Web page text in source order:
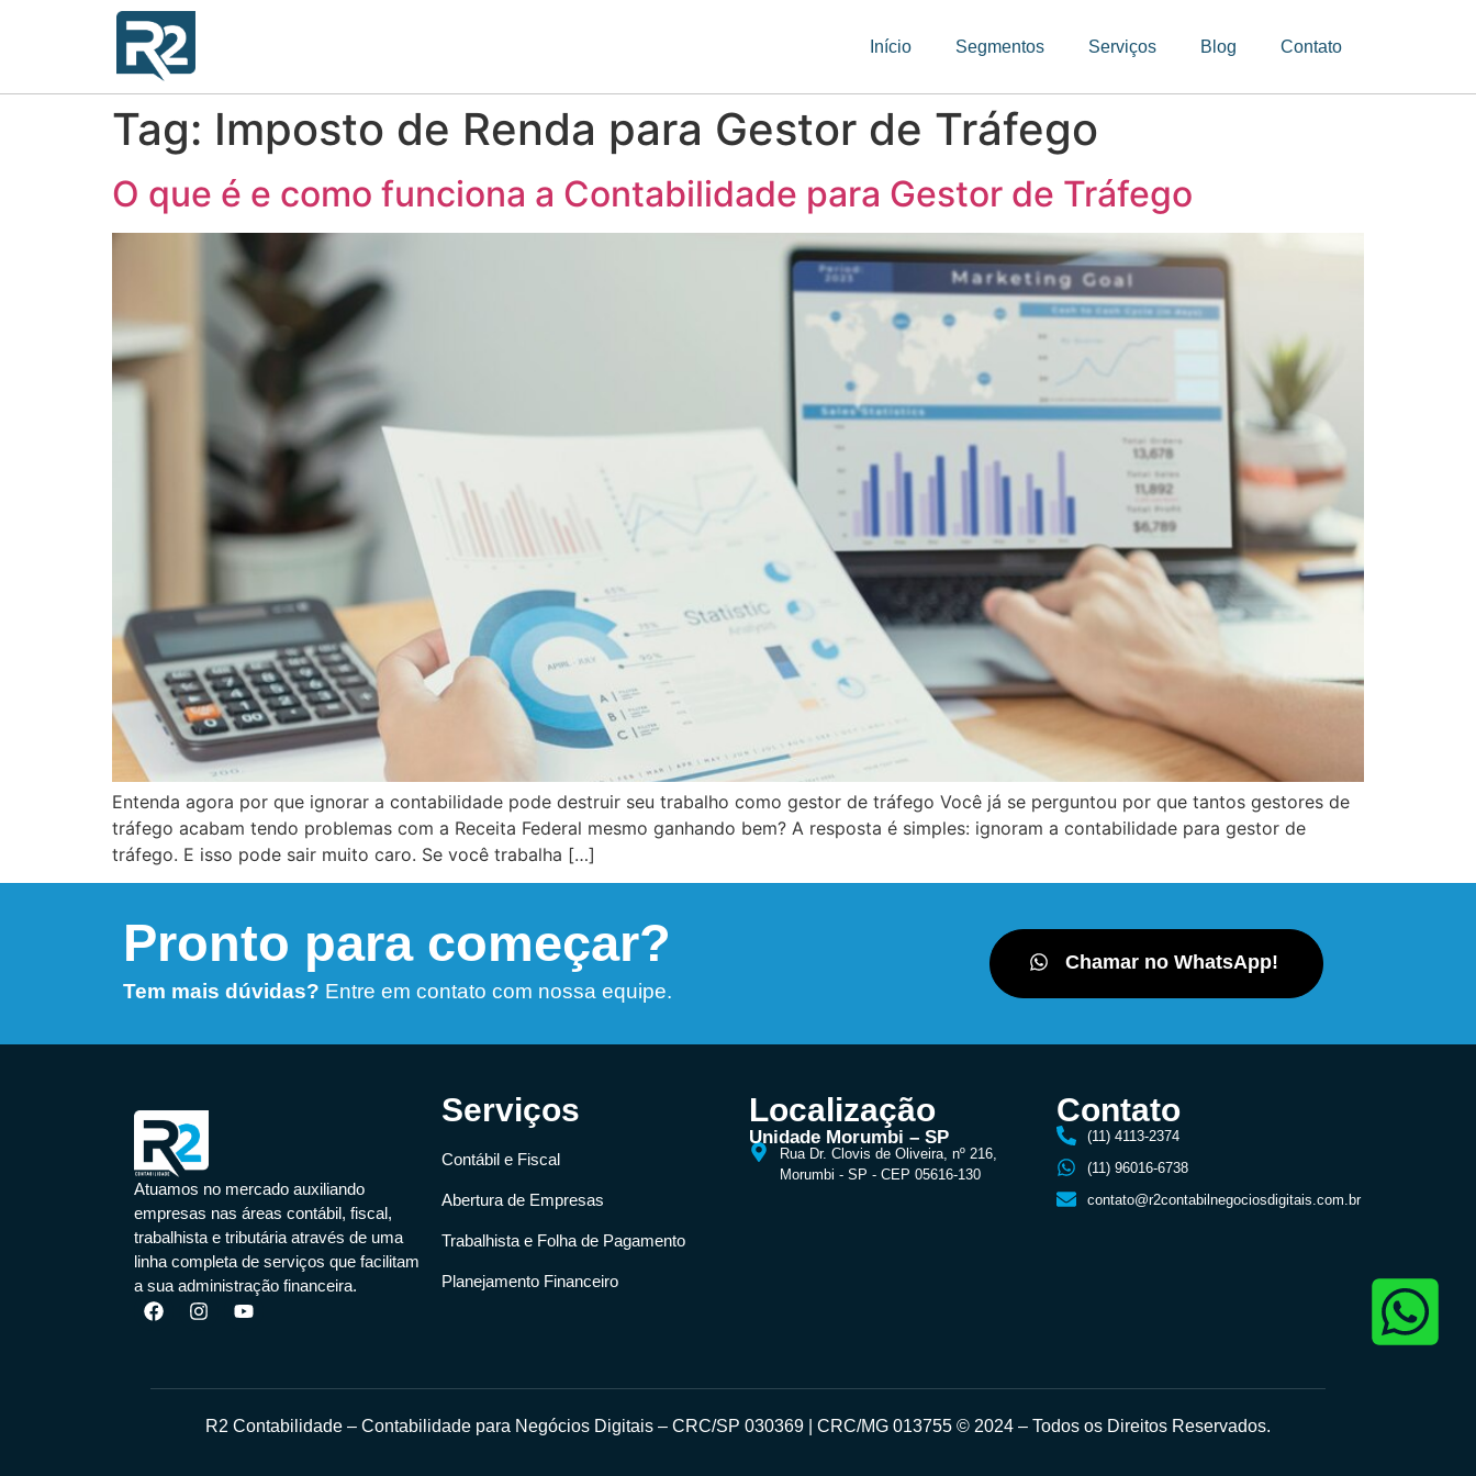
Início Segmentos Serviços Blog Contato
Tag: Imposto de Renda para Gestor de Tráfego
O que é e como funciona a Contabilidade para Gestor de Tráfego
Entenda agora por que ignorar a contabilidade pode destruir seu trabalho como gestor de tráfego Você já se perguntou por que tantos gestores de
tráfego acabam tendo problemas com a Receita Federal mesmo ganhando bem? A resposta é simples: ignoram a contabilidade para gestor de
tráfego. E isso pode sair muito caro. Se você trabalha […]
Pronto para começar?
Tem mais dúvidas? Entre em contato com nossa equipe.
Chamar no WhatsApp!
Atuamos no mercado auxiliando
empresas nas áreas contábil, fiscal,
trabalhista e tributária através de uma
linha completa de serviços que facilitam
a sua administração financeira.
Serviços
Contábil e Fiscal
Abertura de Empresas
Trabalhista e Folha de Pagamento
Planejamento Financeiro
Localização
Unidade Morumbi – SP
Rua Dr. Clovis de Oliveira, nº 216,
Morumbi - SP - CEP 05616-130
Contato
(11) 4113-2374
(11) 96016-6738
contato@r2contabilnegociosdigitais.com.br
R2 Contabilidade – Contabilidade para Negócios Digitais – CRC/SP 030369 | CRC/MG 013755 © 2024 – Todos os Direitos Reservados.